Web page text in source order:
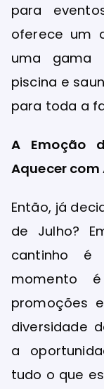
para
oferece um
uma gama
piscina e
para toda a
A Emoção
Aquecer com
Então, já
de Julho?
cantinho
momento
promoções
diversidade
a
tudo o que